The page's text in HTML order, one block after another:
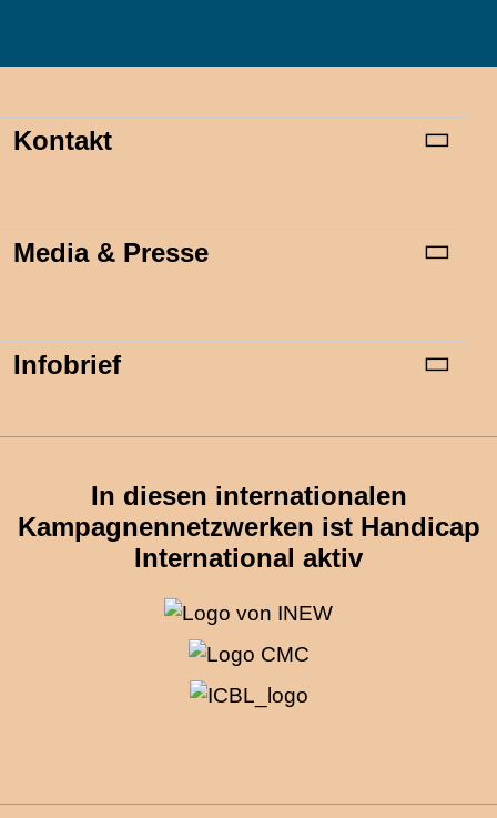
Kontakt
Media & Presse
Infobrief
In diesen internationalen
Kampagnennetzwerken ist Handicap
International aktiv